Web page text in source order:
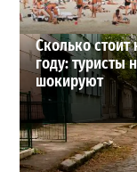
Сколько
году: туристы
шокируют